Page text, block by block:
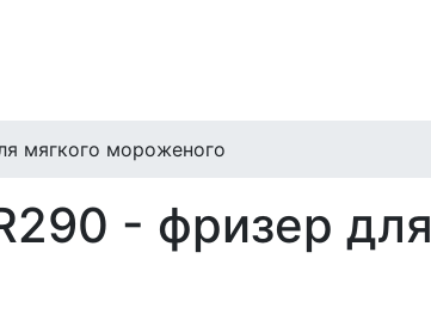
мягкого мороженого
- фризер для